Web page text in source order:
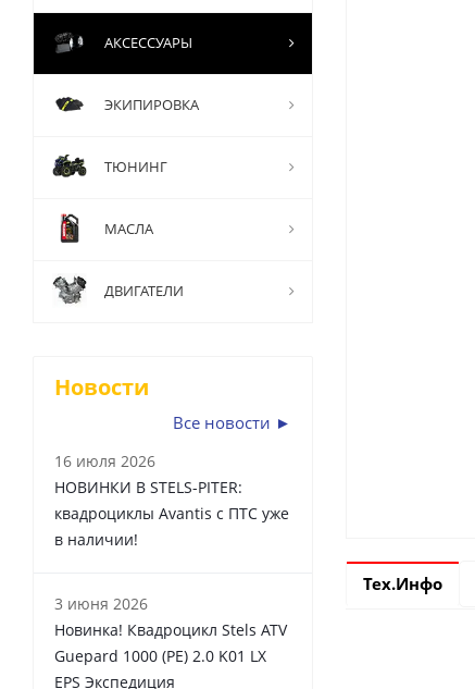
Тех.Инфо
АКСЕССУАРЫ
ЭКИПИРОВКА
ТЮНИНГ
МАСЛА
ДВИГАТЕЛИ
Новости
Все новости ►
16 июля 2026
НОВИНКИ В STELS-PITER:
квадроциклы Avantis с ПТС уже
в наличии!
3 июня 2026
Новинка! Квадроцикл Stels ATV
Guepard 1000 (PE) 2.0 K01 LX
EPS Экспедиция